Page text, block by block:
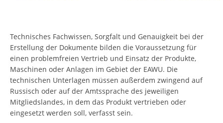
Technisches Fachwissen, Sorgfalt und Genauigkeit bei der
Erstellung der Dokumente bilden die Voraussetzung für
einen problemfreien Vertrieb und Einsatz der Produkte,
Maschinen oder Anlagen im Gebiet der EAWU. Die
technischen Unterlagen müssen außerdem zwingend auf
Russisch oder auf der Amtssprache des jeweiligen
Mitgliedslandes, in dem das Produkt vertrieben oder
eingesetzt werden soll, verfasst sein.